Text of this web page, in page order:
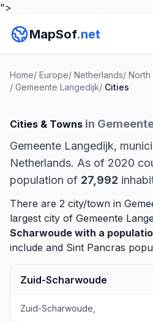
">
MapSof.net
Home/ Europe/ Netherlands/ North
/ Gemeente Langedijk/ Cities
Cities & Towns in
Gemeente Langedijk,
Netherlands. As of 2020
population of 27,992
There are 2 city/town in
largest city of Gemeente
Scharwoude with a
include and Sint Pancras
Zuid-Scharwoude
Zuid-Scharwoude,